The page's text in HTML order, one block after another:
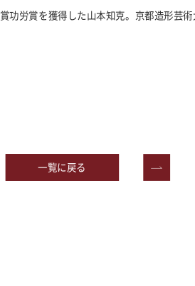
功労賞を獲得した山本知克。京都造形芸
一覧に戻る